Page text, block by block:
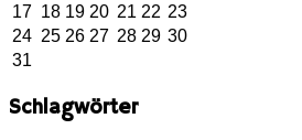
17 18 19 20 21 22 23
24 25 26 27 28 29 30
31
Schlagwörter